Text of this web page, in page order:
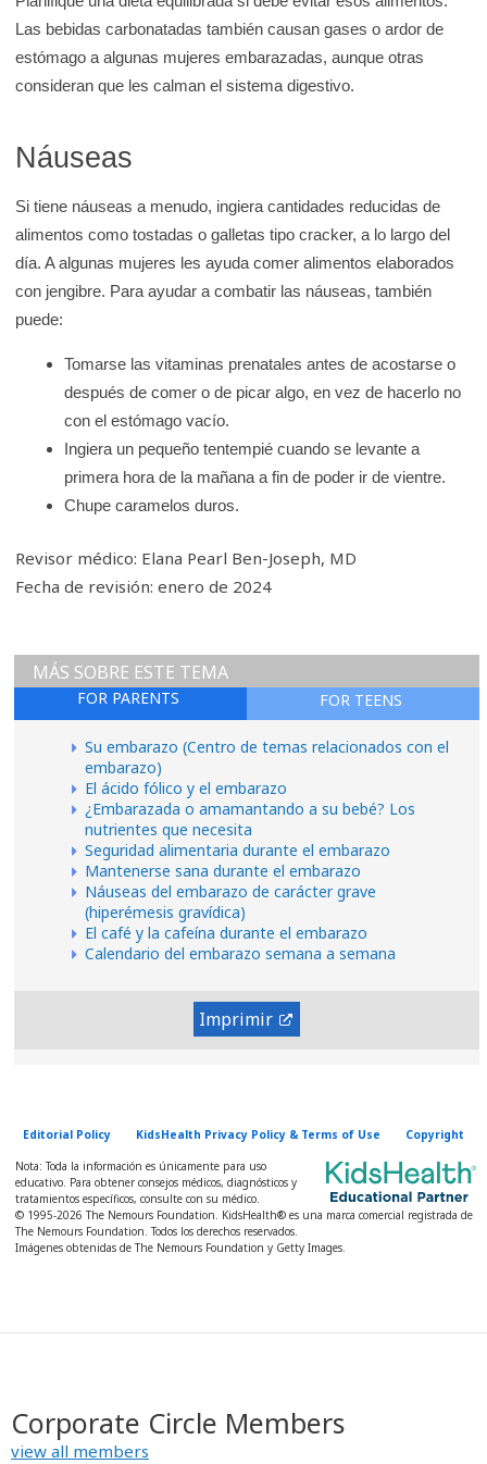
Las bebidas carbonatadas también causan gases o ardor de
estómago a algunas mujeres embarazadas, aunque otras
consideran que les calman el sistema digestivo.
Náuseas
Si tiene náuseas a menudo, ingiera cantidades reducidas de
alimentos como tostadas o galletas tipo cracker, a lo largo del
día. A algunas mujeres les ayuda comer alimentos elaborados
con jengibre. Para ayudar a combatir las náuseas, también
puede:
Tomarse las vitaminas prenatales antes de acostarse o
después de comer o de picar algo, en vez de hacerlo no
con el estómago vacío.
Ingiera un pequeño tentempié cuando se levante a
primera hora de la mañana a fin de poder ir de vientre.
Chupe caramelos duros.
Revisor médico: Elana Pearl Ben-Joseph, MD
Fecha de revisión: enero de 2024
FOR TEENS
FOR PARENTS
MÁS SOBRE ESTE TEMA
Su embarazo (Centro de temas relacionados con el
embarazo)
El ácido fólico y el embarazo
¿Embarazada o amamantando a su bebé? Los
nutrientes que necesita
Seguridad alimentaria durante el embarazo
Mantenerse sana durante el embarazo
Náuseas del embarazo de carácter grave
(hiperémesis gravídica)
El café y la cafeína durante el embarazo
Calendario del embarazo semana a semana
Imprimir
Editorial Policy KidsHealth Privacy Policy & Terms of Use Copyright
Nota: Toda la información es únicamente para uso
educativo. Para obtener consejos médicos, diagnósticos y
tratamientos específicos, consulte con su médico.
© 1995-2026 The Nemours Foundation. KidsHealth® es una marca comercial registrada de
The Nemours Foundation. Todos los derechos reservados.
Imágenes obtenidas de The Nemours Foundation y Getty Images.
Corporate Circle Members
view all members